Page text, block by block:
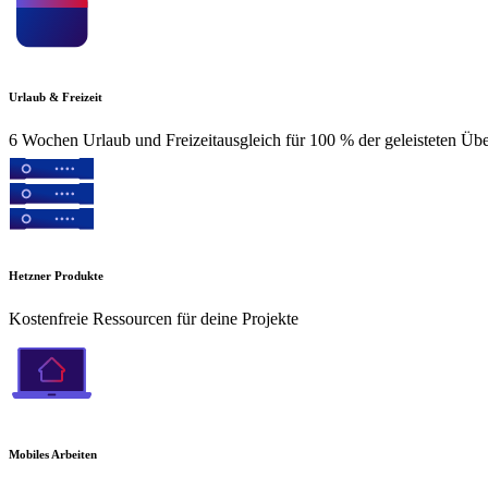
Urlaub & Freizeit
6 Wochen Urlaub und Freizeitausgleich für 100 % der geleisteten
Hetzner Produkte
Kostenfreie Ressourcen für deine Projekte
Mobiles Arbeiten